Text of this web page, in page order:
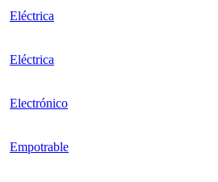
Eléctrica
Eléctrica
Electrónico
Empotrable